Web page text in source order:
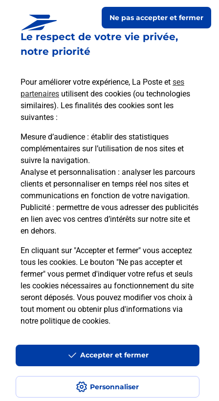
Le respect de votre vie privée,
notre priorité
Pour améliorer votre expérience, La Poste et ses
partenaires utilisent des cookies (ou technologies
similaires). Les finalités des cookies sont les
suivantes :
Mesure d’audience : établir des statistiques
complémentaires sur l’utilisation de nos sites et
suivre la navigation.
Analyse et personnalisation : analyser les parcours
clients et personnaliser en temps réel nos sites et
communications en fonction de votre navigation.
Publicité : permettre de vous adresser des publicités
en lien avec vos centres d’intérêts sur notre site et
en dehors.
En cliquant sur "Accepter et fermer" vous acceptez
tous les cookies. Le bouton "Ne pas accepter et
fermer" vous permet d'indiquer votre refus et seuls
les cookies nécessaires au fonctionnement du site
seront déposés. Vous pouvez modifier vos choix à
tout moment ou obtenir plus d'informations via
notre politique de cookies.
Personnaliser
Ne pas accepter et fermer
Accepter et fermer
Est-il possible d’acheter un
emballage directement depuis un
Comment demander une
modification de livraison ?
Comment La Poste participe-t-elle
à votre sécurité au quotidien ?
Puis-je passer mon code de la route
avec La Poste et sous quelles
conditions ?
Localiser Liste Bas-Rhin OSTWALD
Accessibilité : partiellement conforme
Conditions contractuelles
Mentions légales